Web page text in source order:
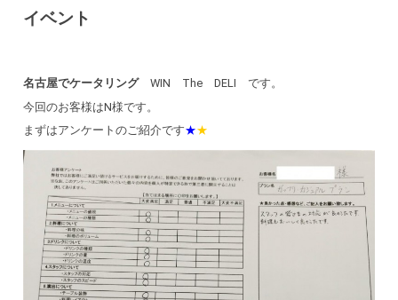
イベント
名古屋でケータリングWIN The DELI です。
今回のお客様はN様です。
まずはアンケートのご紹介です★★